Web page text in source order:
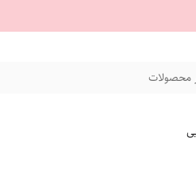
محصولات